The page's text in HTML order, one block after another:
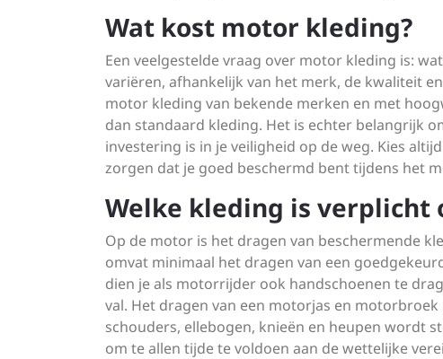
Wat kost motor kleding?
Een veelgestelde vraag over motor kleding is:
variëren, afhankelijk van het merk, de kwaliteit
motor kleding van bekende merken en met
dan standaard kleding. Het is echter belangrijk
investering is in je veiligheid op de weg. Kies
zorgen dat je goed beschermd bent tijdens het
Welke kleding is verplicht
Op de motor is het dragen van beschermende
omvat minimaal het dragen van een
dien je als motorrijder ook handschoenen te
val. Het dragen van een motorjas en
schouders, ellebogen, knieën en heupen wordt
om te allen tijde te voldoen aan de wettelijke